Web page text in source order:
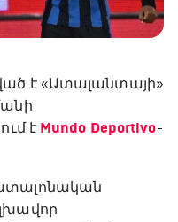
է «Ատալանտայի»
է Mundo Deportivo-